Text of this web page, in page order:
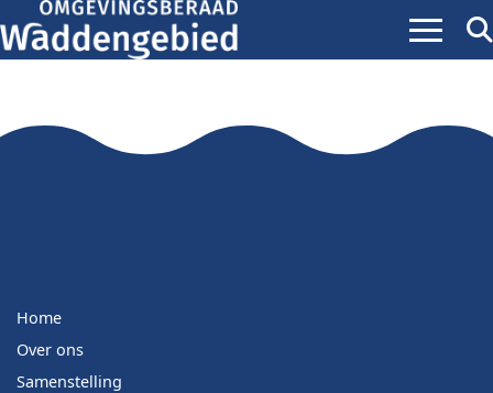
Menu
Home
Over ons
Samenstelling